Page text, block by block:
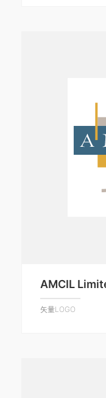
AMCIL
矢量LOGO